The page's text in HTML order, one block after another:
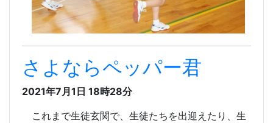
さよならペッパー君
2021年7月1日 18時28分
これまで生徒玄関で、生徒たちを出迎えたり、生